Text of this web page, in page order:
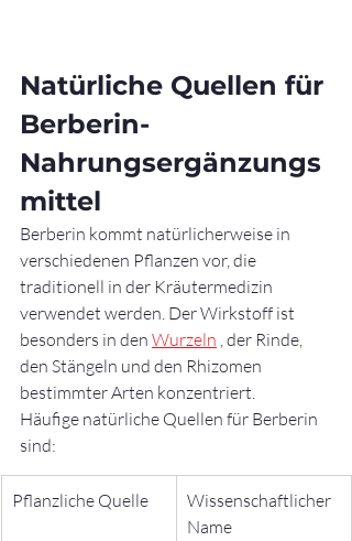
Natürliche Quellen für
Berberin-
Nahrungsergänzungs
mittel
Berberin kommt natürlicherweise in
verschiedenen Pflanzen vor, die
traditionell in der Kräutermedizin
verwendet werden. Der Wirkstoff ist
besonders in den Wurzeln , der Rinde,
den Stängeln und den Rhizomen
bestimmter Arten konzentriert.
Häufige natürliche Quellen für Berberin
sind:
Pflanzliche Quelle
Wissenschaftlicher
Name